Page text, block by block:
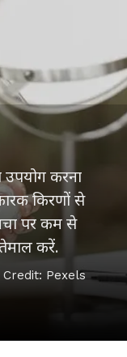
करना
किरणों से
पर कम से
करें.
Credit: Pexels